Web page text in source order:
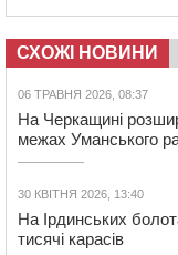
СХОЖІ НОВИНИ
06 ТРАВНЯ 2026, 08:37
На Черкащині
межах Уманського
30 КВІТНЯ 2026, 13:40
На Ірдинських
тисячі карасів